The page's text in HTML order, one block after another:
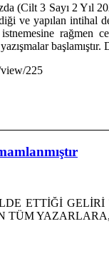
(Cilt 3 Sayı 2
ve yapılan intihal
rağmen
225
ETTİĞİ